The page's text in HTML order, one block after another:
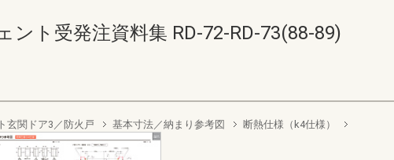
ント受発注資料集 RD-72-RD-73(88-89)
玄関ドア3／防火戸 基本寸法／納まり参考図 断熱仕様（k4仕様）